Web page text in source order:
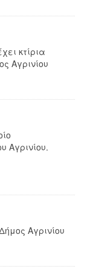
κτίρια
Αγρινίου
Αγρινίου.
Αγρινίου